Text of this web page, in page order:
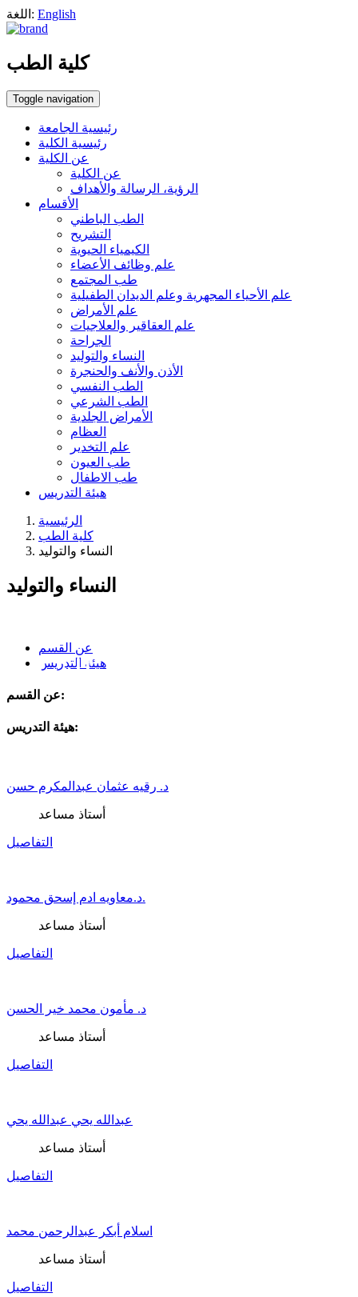
اللغة: English
كلية الطب
Toggle navigation
رئيسية الجامعة
رئيسية الكلية
عن الكلية
عن الكلية
الرؤية، الرسالة والأهداف
الأقسام
الطب الباطني
التشريح
الكيمياء الحيوية
علم وظائف الأعضاء
طب المجتمع
علم الأحياء المجهرية وعلم الديدان الطفيلية
علم الأمراض
علم العقاقير والعلاجيات
الجراحة
النساء والتوليد
الأذن والأنف والحنجرة
الطب النفسي
الطب الشرعي
الأمراض الجلدية
العظام
علم التخدير
طب العيون
طب الاطفال
هيئة التدريس
الرئيسية
كلية الطب
النساء والتوليد
النساء والتوليد
النساء والتوليد
عن القسم
هيئة التدريس
عن القسم:
هيئة التدريس:
د. رقيه عثمان عبدالمكرم حسن
أستاذ مساعد
التفاصيل
د.معاويه ادم إسحق محمود.
أستاذ مساعد
التفاصيل
د. مأمون محمد خير الحسن
أستاذ مساعد
التفاصيل
عبدالله يحي عبدالله يحي
أستاذ مساعد
التفاصيل
اسلام أبكر عبدالرحمن محمد
أستاذ مساعد
التفاصيل